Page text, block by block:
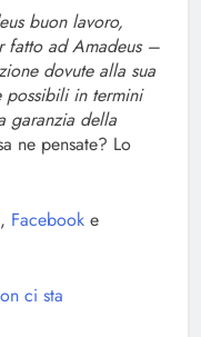
buon lavoro,
fatto ad Amadeus –
dovute alla sua
in termini
garanzia della
ne pensate? Lo
, Facebook e
ci sta